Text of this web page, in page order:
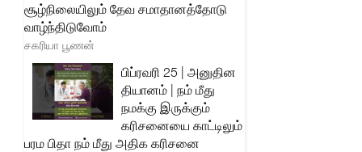
சூழ்நிலையிலும் தேவ சமாதானத்தோடு
வாழ்ந்திடுவோம்
சகரியா பூணன்
பிப்ரவரி 25 | அனுதின
தியானம் | நம் மீது
நமக்கு இருக்கும்
கரிசனையை காட்டிலும்
பரம பிதா நம் மீது அதிக கரிசனை